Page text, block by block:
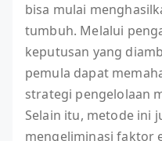
bisa mulai
tumbuh. Melalui
keputusan yang
pemula dapat
strategi pengelolaan
Selain itu, metode ini
mengeliminasi faktor